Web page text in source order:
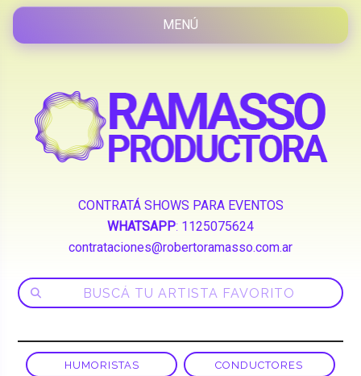
CONTRATÁ SHOWS PARA EVENTOS
WHATSAPP: 1125075624
contrataciones@robertoramasso.com.ar
HUMORISTAS CONDUCTORES